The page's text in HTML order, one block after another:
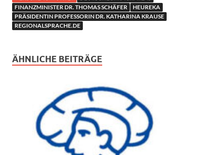
FINANZMINISTER DR. THOMAS SCHÄFER
HEUREKA
PRÄSIDENTIN PROFESSORIN DR. KATHARINA KRAUSE
REGIONALSPRACHE.DE
ÄHNLICHE BEITRÄGE